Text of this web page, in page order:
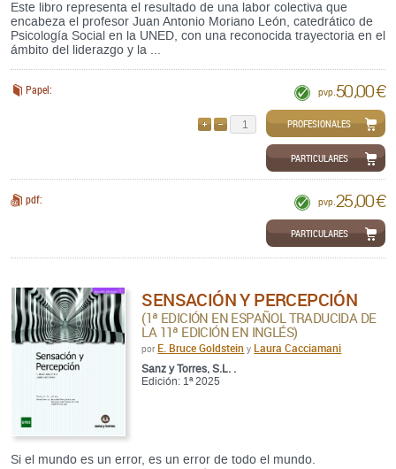
Este libro representa el resultado de una labor colectiva que
encabeza el profesor Juan Antonio Moriano León, catedrático de
Psicología Social en la UNED, con una reconocida trayectoria en el
ámbito del liderazgo y la ...
Papel: pvp. 50,00 €
QUITARPROFESIONALES
PARTICULARES
pdf: pvp. 25,00 €
PARTICULARES
SENSACIÓN Y PERCEPCIÓN
(1ª EDICIÓN EN ESPAÑOL TRADUCIDA DE
LA 11ª EDICIÓN EN INGLÉS)
por E. Bruce Goldstein y Laura Cacciamani
Sanz y Torres, S.L. .
Edición: 1ª 2025
Si el mundo es un error, es un error de todo el mundo.